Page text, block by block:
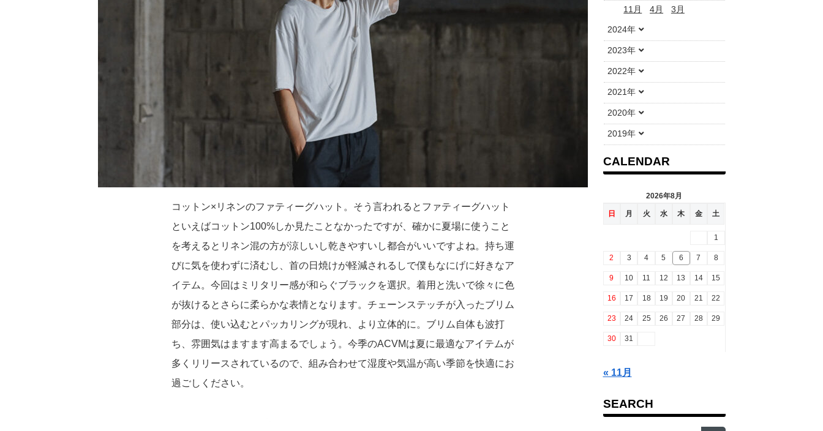
コットン×リネンのファティーグハット。そう言われるとファティーグハット
といえばコットン100%しか見たことなかったですが、確かに夏場に使うこと
を考えるとリネン混の方が涼しいし乾きやすいし都合がいいですよね。持ち運
びに気を使わずに済むし、首の日焼けが軽減されるしで僕もなにげに好きなア
イテム。今回はミリタリー感が和らぐブラックを選択。着用と洗いで徐々に色
が抜けるとさらに柔らかな表情となります。チェーンステッチが入ったブリム
部分は、使い込むとパッカリングが現れ、より立体的に。ブリム自体も波打
ち、雰囲気はますます高まるでしょう。今季のACVMは夏に最適なアイテムが
多くリリースされているので、組み合わせて湿度や気温が高い季節を快適にお
過ごしください。
11月 4月 3月
2024年
2023年
2022年
2021年
2020年
2019年
CALENDAR
2026年8月
日 月 火 水 木 金 土
1
2 3 4 5 6 7 8
9 10 11 12 13 14 15
16 17 18 19 20 21 22
23 24 25 26 27 28 29
30 31
« 11月
SEARCH